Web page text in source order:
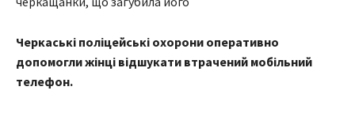
Черкаські поліцейські охорони оперативно
допомогли жінці відшукати втрачений мобільний
телефон.